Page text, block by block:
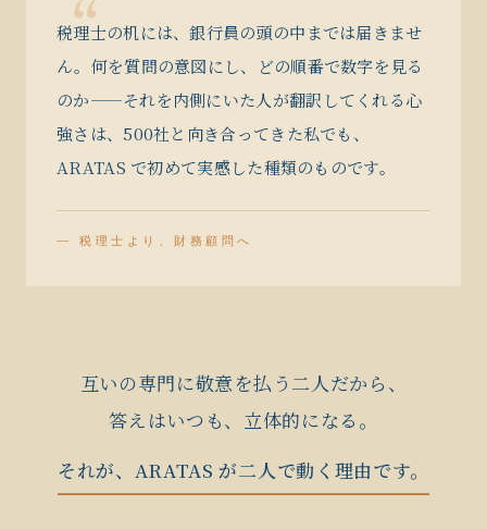
“
税理士の机には、銀行員の頭の中までは届きませ
ん。何を質問の意図にし、どの順番で数字を見る
のか——それを内側にいた人が翻訳してくれる心
強さは、500社と向き合ってきた私でも、
ARATAS で初めて実感した種類のものです。
— 税理士より、財務顧問へ
互いの専門に敬意を払う二人だから、
答えはいつも、立体的になる。
それが、ARATAS が二人で動く理由です。